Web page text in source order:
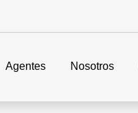
Agentes Nosotros